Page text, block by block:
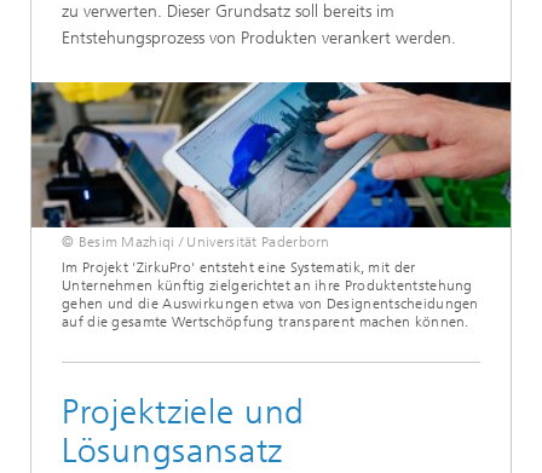
zu verwerten. Dieser Grundsatz soll bereits im
Entstehungsprozess von Produkten verankert werden.
© Besim Mazhiqi / Universität Paderborn
Im Projekt 'ZirkuPro' entsteht eine Systematik, mit der
Unternehmen künftig zielgerichtet an ihre Produktentstehung
gehen und die Auswirkungen etwa von Designentscheidungen
auf die gesamte Wertschöpfung transparent machen können.
Projektziele und
Lösungsansatz